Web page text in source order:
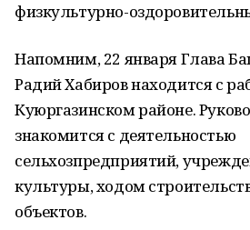
физкультурно-
Напомним, 22 января Глава
Радий Хабиров находится с
Куюргазинском районе.
знакомится с деятельностью
сельхозпредприятий,
культуры, ходом
объектов.